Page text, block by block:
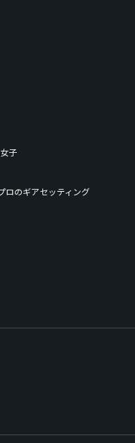
子
ロのギアセッティング